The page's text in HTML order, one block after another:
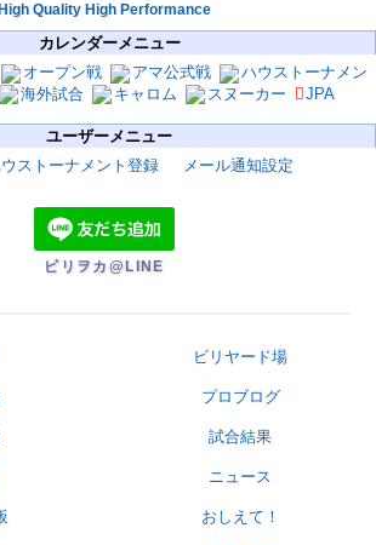
High Quality High Performance
カレンダーメニュー
オープン戦 アマ公式戦
ハウストーナメン
海外試合 キャロム スヌーカー JPA
ユーザーメニュー
ストーナメント登録 メール通知設定
ビリヲカ@LINE
ビリヤード場
プロブログ
試合結果
ニュース
おしえて！